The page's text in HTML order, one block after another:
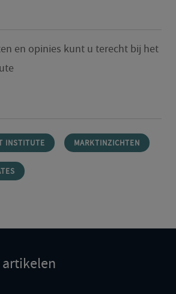
en opinies kunt u terecht bij het
INSTITUTE MARKTINZICHTEN
artikelen